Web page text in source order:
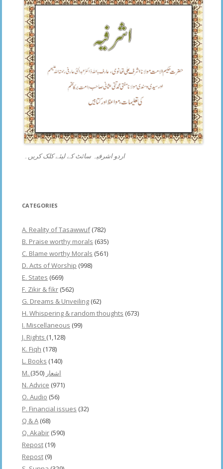
اردو اشرفیہ سائٹ کے لیئے کلک کریں۔
CATEGORIES
A. Reality of Tasawwuf(782)
B. Praise worthy morals (635)
C. Blame worthy Morals (561)
D. Acts of Worship (998)
E. States (669)
F. Zikir & fikr (562)
G. Dreams & Unveiling (62)
H. Whispering & random thoughts (673)
I. Miscellaneous (99)
J. Rights (1,128)
K. Fiqh (178)
L. Books (140)
M. اشعار (350)
N. Advice (971)
O. Audio (56)
P. Financial issues (32)
Q & A (68)
Q. Akabir (590)
Repost (19)
Repost (9)